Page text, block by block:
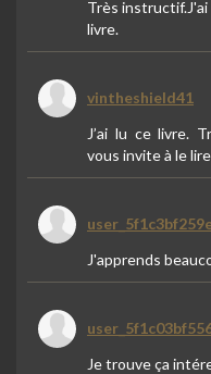
Très
livre.
vintheshield41
J’ai lu ce livre.
vous invite à le lire
J'apprends
Je trouve ça